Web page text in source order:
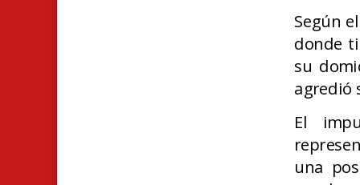
Según
donde
su
agredió
El
una